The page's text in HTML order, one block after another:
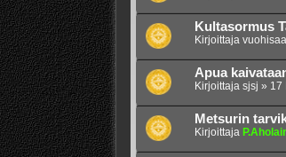
Kultasormus
Kirjoittaja
Apua
Kirjoittaja sjsj » 17
Metsurin
Kirjoittaja